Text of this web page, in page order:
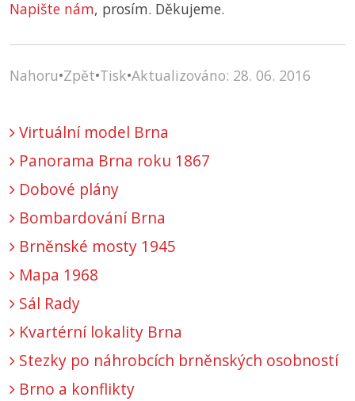
Napište nám, prosím. Děkujeme.
Nahoru•Zpět•Tisk•Aktualizováno: 28. 06. 2016
Virtuální model Brna
Panorama Brna roku 1867
Dobové plány
Bombardování Brna
Brněnské mosty 1945
Mapa 1968
Sál Rady
Kvartérní lokality Brna
Stezky po náhrobcích brněnských osobností
Brno a konflikty